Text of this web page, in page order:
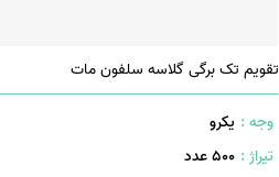
تقویم تک برگی گلاسه سلفون مات
وجه : یکرو
تیراژ : 500 عدد